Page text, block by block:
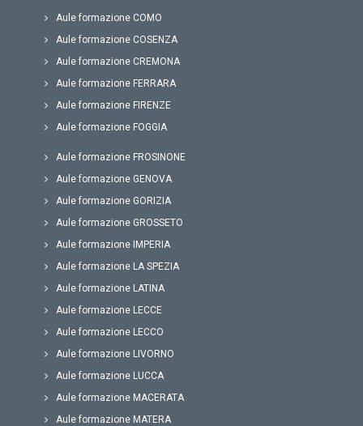
Aule formazione COMO
Aule formazione COSENZA
Aule formazione CREMONA
Aule formazione FERRARA
Aule formazione FIRENZE
Aule formazione FOGGIA
Aule formazione FROSINONE
Aule formazione GENOVA
Aule formazione GORIZIA
Aule formazione GROSSETO
Aule formazione IMPERIA
Aule formazione LA SPEZIA
Aule formazione LATINA
Aule formazione LECCE
Aule formazione LECCO
Aule formazione LIVORNO
Aule formazione LUCCA
Aule formazione MACERATA
Aule formazione MATERA